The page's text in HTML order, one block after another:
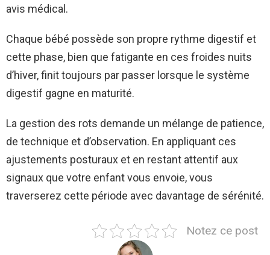
avis médical.
Chaque bébé possède son propre rythme digestif et
cette phase, bien que fatigante en ces froides nuits
d’hiver, finit toujours par passer lorsque le système
digestif gagne en maturité.
La gestion des rots demande un mélange de patience,
de technique et d’observation. En appliquant ces
ajustements posturaux et en restant attentif aux
signaux que votre enfant vous envoie, vous
traverserez cette période avec davantage de sérénité.
Notez ce post